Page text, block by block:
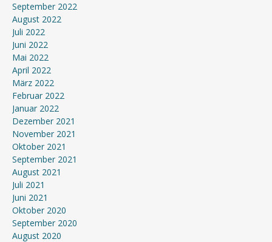
September 2022
August 2022
Juli 2022
Juni 2022
Mai 2022
April 2022
März 2022
Februar 2022
Januar 2022
Dezember 2021
November 2021
Oktober 2021
September 2021
August 2021
Juli 2021
Juni 2021
Oktober 2020
September 2020
August 2020